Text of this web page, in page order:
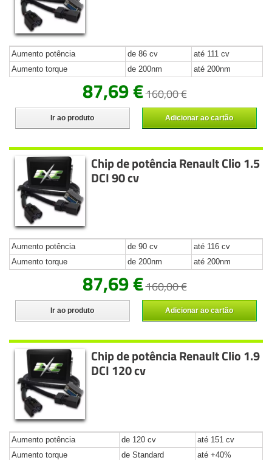
Aumento potência de 86 cv
até 111 cv
Aumento torque
de 200nm até 200nm
87,69 €160,00 €
Ir ao produto Adicionar ao cartão
Chip de potência Renault Clio 1.5
DCI 90 cv
Aumento potência de 90 cv
até 116 cv
Aumento torque
de 200nm até 200nm
87,69 €160,00 €
Ir ao produto Adicionar ao cartão
Chip de potência Renault Clio 1.9
DCI 120 cv
Aumento potência de 120 cv
até 151 cv
Aumento torque
de Standard até +40%